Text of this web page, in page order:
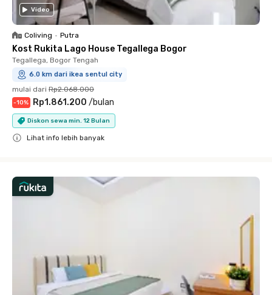
Video
Coliving • Putra
Kost Rukita Lago House Tegallega Bogor
Tegallega, Bogor Tengah
6.0 km dari ikea sentul city
mulai dari Rp2.068.000
-10% Rp1.861.200 /bulan
Diskon sewa min. 12 Bulan
Lihat info lebih banyak